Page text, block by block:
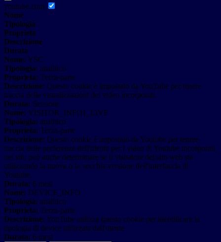
youtube.com
Nome
Tipologia
Proprieta
Descrizione
Durata
Nome: YSC
Tipologia: analitico
Proprieta: Terza-parte
Descrizione: Questo cookie è impostato da YouTube per tenere
traccia delle visualizzazioni dei video incorporati.
Durata: Sessione
Nome: VISITOR_INFO1_LIVE
Tipologia: analitico
Proprieta: Terza-parte
Descrizione: Questo cookie è impostato da Youtube per tenere
traccia delle preferenze dell'utente per i video di Youtube incorporati
nei siti; può anche determinare se il visitatore del sito web sta
utilizzando la nuova o la vecchia versione dell'interfaccia di
Youtube.
Durata: 6 mesi
Nome: DEVICE_INFO
Tipologia: analitico
Proprieta: Terza-parte
Descrizione: YouTube utilizza questo cookie per identificare la
tipologia di device utilizzata dall'utente
Durata: 6 mesi